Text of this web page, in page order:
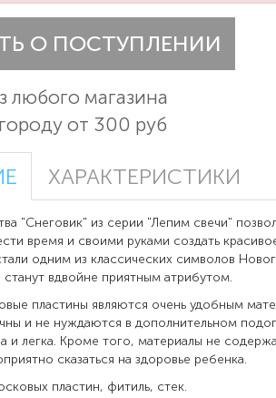
О ПОСТУПЛЕНИИ
любого магазина
от 300 руб
ХАРАКТЕРИСТИКИ
"Снеговик" из серии "Лепим свечи"
время и своими руками создать
одним из классических символов
вдвойне приятным атрибутом.
пластины являются очень удобным
и не нуждаются в дополнительном
и легка. Кроме того, материалы не
сказаться на здоровье ребенка.
пластин, фитиль, стек.